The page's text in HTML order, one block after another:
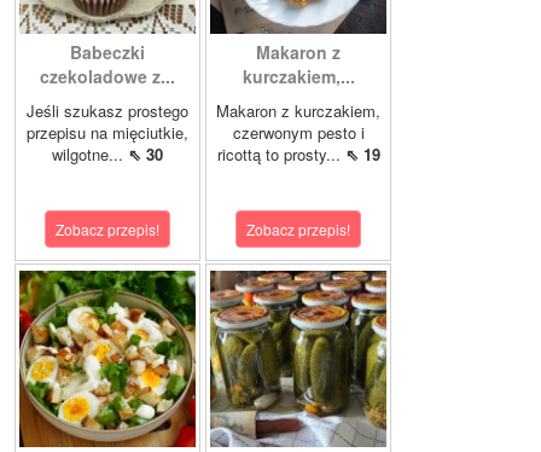
Babeczki
czekoladowe z...
Jeśli szukasz prostego
przepisu na mięciutkie,
wilgotne... ⇖ 30
Zobacz przepis!
Makaron z
kurczakiem,...
Makaron z kurczakiem,
czerwonym pesto i
ricottą to prosty... ⇖ 19
Zobacz przepis!